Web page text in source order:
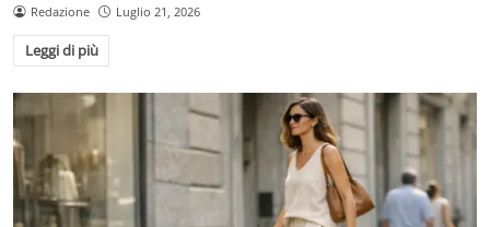
Redazione Luglio 21, 2026
Leggi di più